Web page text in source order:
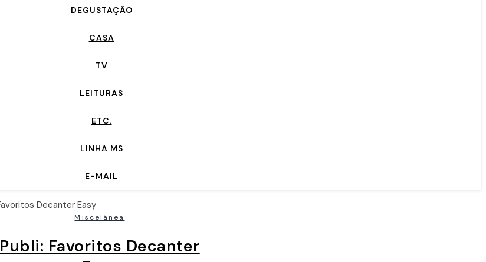
DEGUSTAÇÃO
CASA
TV
LEITURAS
ETC.
LINHA MS
E-MAIL
Miscelânea
Publi: Favoritos Decanter